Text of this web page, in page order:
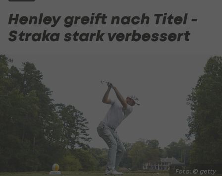
Henley greift nach Titel -
Straka stark verbessert
Foto: © getty